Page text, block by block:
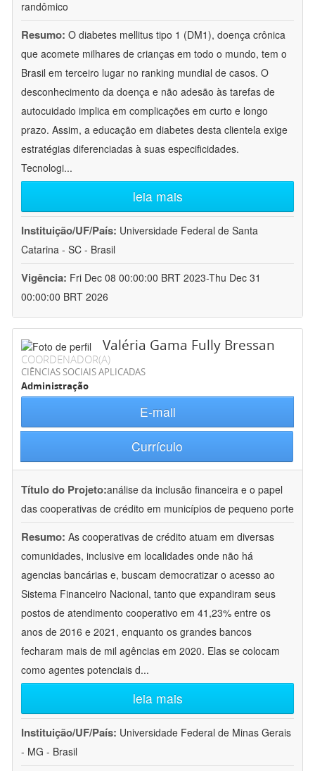
randômico
Resumo: O diabetes mellitus tipo 1 (DM1), doença crônica
que acomete milhares de crianças em todo o mundo, tem o
Brasil em terceiro lugar no ranking mundial de casos. O
desconhecimento da doença e não adesão às tarefas de
autocuidado implica em complicações em curto e longo
prazo. Assim, a educação em diabetes desta clientela exige
estratégias diferenciadas à suas especificidades.
Tecnologi...
leia mais
Instituição/UF/País: Universidade Federal de Santa
Catarina - SC - Brasil
Vigência: Fri Dec 08 00:00:00 BRT 2023-Thu Dec 31
00:00:00 BRT 2026
Valéria Gama Fully Bressan
COORDENADOR(A)
CIÊNCIAS SOCIAIS APLICADAS
Administração
E-mail
Currículo
Título do Projeto:análise da inclusão financeira e o papel
das cooperativas de crédito em municípios de pequeno porte
Resumo: As cooperativas de crédito atuam em diversas
comunidades, inclusive em localidades onde não há
agencias bancárias e, buscam democratizar o acesso ao
Sistema Financeiro Nacional, tanto que expandiram seus
postos de atendimento cooperativo em 41,23% entre os
anos de 2016 e 2021, enquanto os grandes bancos
fecharam mais de mil agências em 2020. Elas se colocam
como agentes potenciais d...
leia mais
Instituição/UF/País: Universidade Federal de Minas Gerais
- MG - Brasil